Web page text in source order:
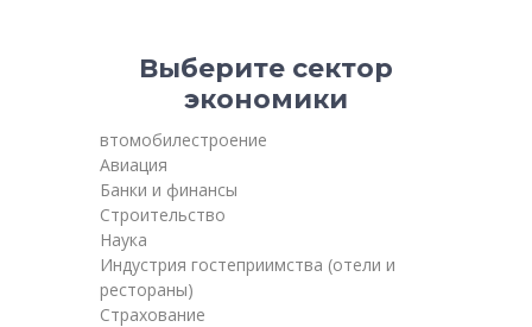
Выберите сектор
экономики
втомобилестроение
Авиация
Банки и финансы
Строительство
Наука
Индустрия гостеприимства (отели и
рестораны)
Страхование